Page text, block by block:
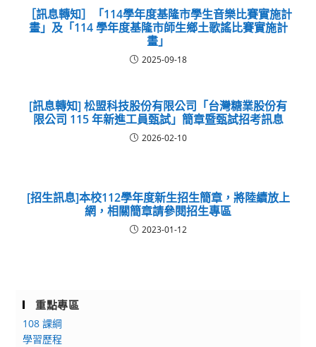
［訊息轉知］「114學年度基隆市學生音樂比賽實施計
畫」及「114 學年度基隆市師生鄉土歌謠比賽實施計
畫」
2025-09-18
[訊息轉知] 松盟科技股份有限公司「台灣糖業股份有
限公司 115 年新進工員甄試」簡章暨甄試招考訊息
2026-02-10
[招生訊息]本校112學年度新生招生簡章，將陸續放上
網，相關簡章請參閱招生專區
2023-01-12
重點專區
108 課綱
學習歷程